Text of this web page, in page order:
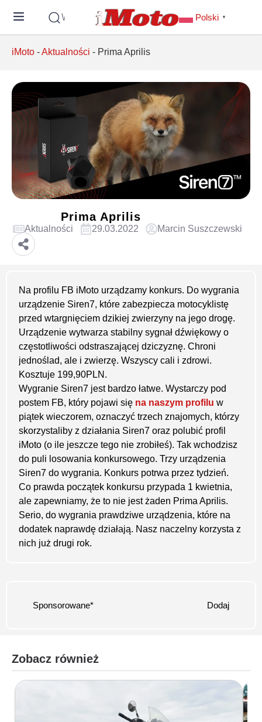
Wyszukaj Polski ▼
iMoto -Aktualności - Prima Aprilis
Prima Aprilis
Aktualności 29.03.2022 Marcin Suszczewski
Na profilu FB iMoto urządzamy konkurs. Do wygrania
urządzenie Siren7, które zabezpiecza motocyklistę
przed wtargnięciem dzikiej zwierzyny na jego drogę.
Urządzenie wytwarza stabilny sygnał dźwiękowy o
częstotliwości odstraszającej dziczyznę. Chroni
jednoślad, ale i zwierzę. Wszyscy cali i zdrowi.
Kosztuje 199,90PLN.
Wygranie Siren7 jest bardzo łatwe. Wystarczy pod
postem FB, który pojawi się na naszym profilu w
piątek wieczorem, oznaczyć trzech znajomych, którzy
skorzystaliby z działania Siren7 oraz polubić profil
iMoto (o ile jeszcze tego nie zrobiłeś). Tak wchodzisz
do puli losowania konkursowego. Trzy urządzenia
Siren7 do wygrania. Konkurs potrwa przez tydzień.
Co prawda początek konkursu przypada 1 kwietnia,
ale zapewniamy, że to nie jest żaden Prima Aprilis.
Serio, do wygrania prawdziwe urządzenia, które na
dodatek naprawdę działają. Nasz naczelny korzysta z
nich już drugi rok.
Sponsorowane* Dodaj
Zobacz również